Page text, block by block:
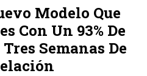
Modelo Que
Con Un 93% De
Semanas De